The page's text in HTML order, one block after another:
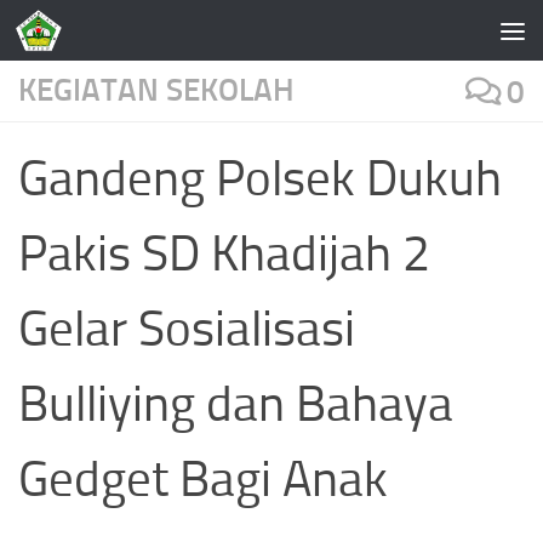
Skip to content
KEGIATAN SEKOLAH 0
Gandeng Polsek Dukuh
Pakis SD Khadijah 2
Gelar Sosialisasi
Bulliying dan Bahaya
Gedget Bagi Anak